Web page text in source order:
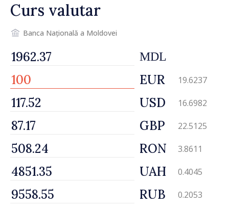
Curs valutar
Banca Națională a Moldovei
MDL
EUR 19.6237
USD 16.6982
GBP 22.5125
RON 3.8611
UAH 0.4045
RUB 0.2053